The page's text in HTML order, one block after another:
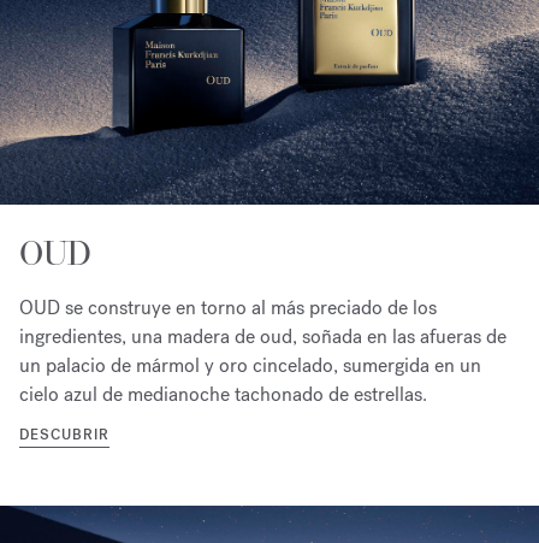
OUD
OUD se construye en torno al más preciado de los
ingredientes, una madera de oud, soñada en las afueras de
un palacio de mármol y oro cincelado, sumergida en un
cielo azul de medianoche tachonado de estrellas.
DESCUBRIR